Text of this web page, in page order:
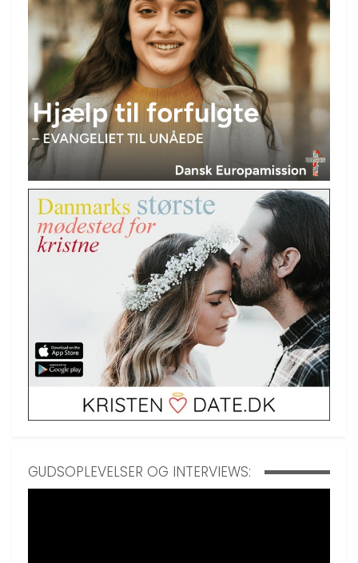
GUDSOPLEVELSER OG INTERVIEWS: